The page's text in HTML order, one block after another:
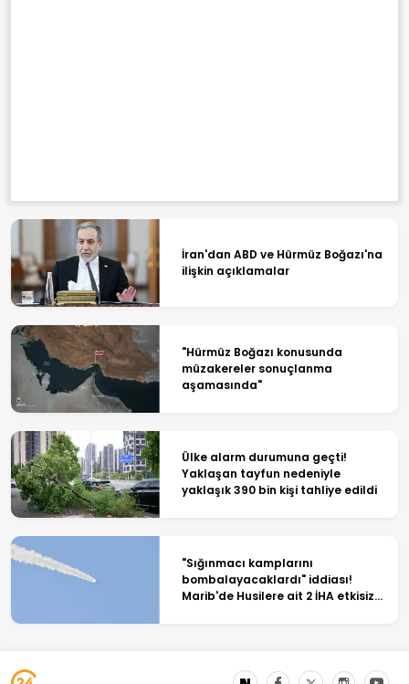
İran'dan ABD ve Hürmüz Boğazı'na
ilişkin açıklamalar
"Hürmüz Boğazı konusunda
müzakereler sonuçlanma
aşamasında"
Ülke alarm durumuna geçti!
Yaklaşan tayfun nedeniyle
yaklaşık 390 bin kişi tahliye edildi
"Sığınmacı kamplarını
bombalayacaklardı" iddiası!
Marib'de Husilere ait 2 İHA etkisiz